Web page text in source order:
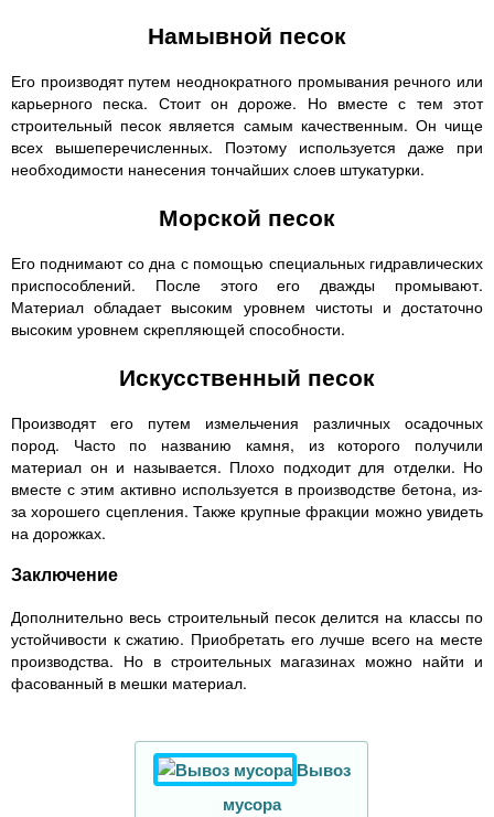
Намывной песок
Его производят путем неоднократного промывания речного или
карьерного песка. Стоит он дороже. Но вместе с тем этот
строительный песок является самым качественным. Он чище
всех вышеперечисленных. Поэтому используется даже при
необходимости нанесения тончайших слоев штукатурки.
Морской песок
Его поднимают со дна с помощью специальных гидравлических
приспособлений. После этого его дважды промывают.
Материал обладает высоким уровнем чистоты и достаточно
высоким уровнем скрепляющей способности.
Искусственный песок
Производят его путем измельчения различных осадочных
пород. Часто по названию камня, из которого получили
материал он и называется. Плохо подходит для отделки. Но
вместе с этим активно используется в производстве бетона, из-
за хорошего сцепления. Также крупные фракции можно увидеть
на дорожках.
Заключение
Дополнительно весь строительный песок делится на классы по
устойчивости к сжатию. Приобретать его лучше всего на месте
производства. Но в строительных магазинах можно найти и
фасованный в мешки материал.
Вывоз
мусора